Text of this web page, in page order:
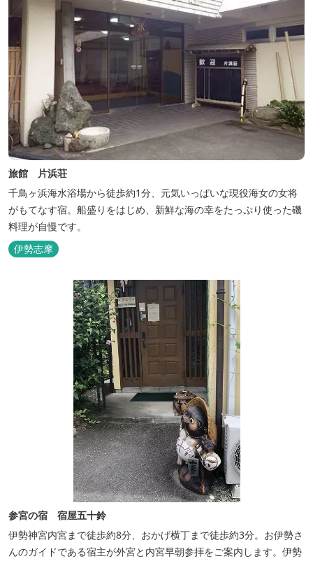
旅館 片浜荘
千鳥ヶ浜海水浴場から徒歩約1分、元気いっぱいな現役海女の女将
がもてなす宿。船盛りをはじめ、新鮮な海の幸をたっぷり使った磯
料理が自慢です。
伊勢志摩
参宮の宿 宿屋五十鈴
伊勢神宮内宮まで徒歩約8分、おかげ横丁まで徒歩約3分。お伊勢さ
んのガイドである宿主が外宮と内宮早朝参拝をご案内します。伊勢